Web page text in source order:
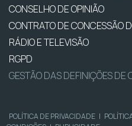
CONSELHO DE OPINIÃO
CONTRATO DE CONCESSÃO
RÁDIO E TELEVISÃO
RGPD
GESTÃO DAS DEFINIÇÕES DE
POLÍTICA DE PRIVACIDADE |